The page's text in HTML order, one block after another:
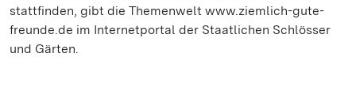
stattfinden, gibt die Themenwelt www.ziemlich-gute-
freunde.de im Internetportal der Staatlichen Schlösser
und Gärten.